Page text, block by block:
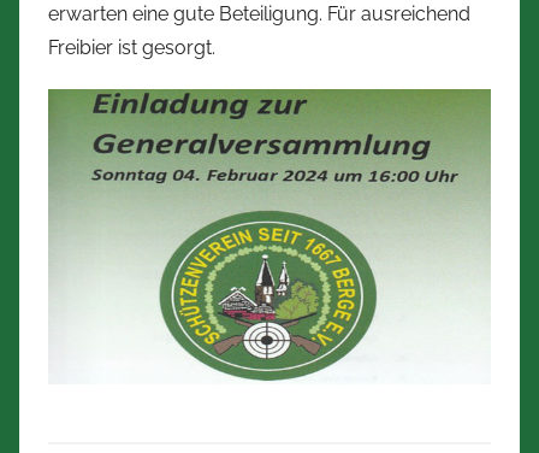
erwarten eine gute Beteiligung. Für ausreichend
Freibier ist gesorgt.